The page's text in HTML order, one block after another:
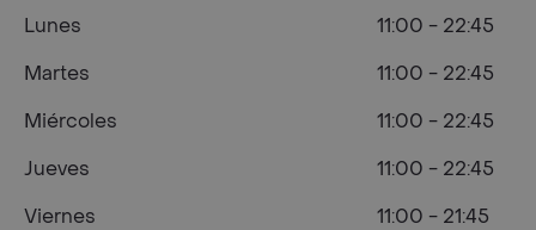
Lunes
11:00 - 22:45
Martes
11:00 - 22:45
Miércoles
11:00 - 22:45
Jueves
11:00 - 22:45
Viernes
11:00 - 21:45